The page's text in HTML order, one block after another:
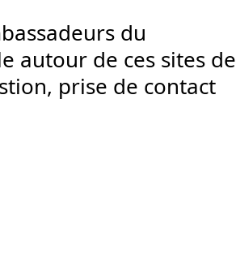
du
autour de ces sites de
prise de contact